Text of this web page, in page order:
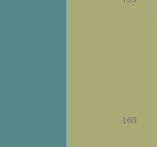
160